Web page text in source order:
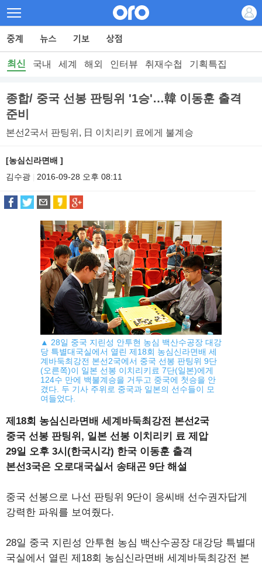
최신 국내 세계 해외 인터뷰 취재수첩 기획특집
종합/ 중국 선봉 판팅위 '1승'…韓 이동훈 출격
준비
본선2국서 판팅위, 日 이치리키 료에게 불계승
[농심신라면배 ]
김수광
2016-09-28 오후 08:11
▲ 28일 중국 지린성 안투현 농심 백산수공장 대강
당 특별대국실에서 열린 제18회 농심신라면배 세
계바둑최강전 본선2국에서 중국 선봉 판팅위 9단
(오른쪽)이 일본 선봉 이치리키료 7단(일본)에게
124수 만에 백불계승을 거두고 중국에 첫승을 안
겼다. 두 기사 주위로 중국과 일본의 선수들이 모
여들었다.
제18회 농심신라면배 세계바둑최강전 본선2국
중국 선봉 판팅위, 일본 선봉 이치리키 료 제압
29일 오후 3시(한국시각) 한국 이동훈 출격
본선3국은 오로대국실서 송태곤 9단 해설
중국 선봉으로 나선 판팅위 9단이 응씨배 선수권자답게
강력한 파워를 보여줬다.
28일 중국 지린성 안투현 농심 백산수공장 대강당 특별대
국실에서 열린 제18회 농심신라면배 세계바둑최강전 본